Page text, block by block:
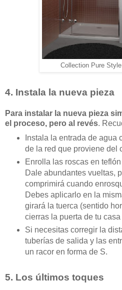
Collection Pure
4. Instala la nueva pieza
Para instalar la nueva pieza
el proceso, pero al revés.
Instala la entrada de agua
de la red que proviene del
Enrolla las roscas en
Dale abundantes vueltas,
comprimirá cuando
Debes aplicarlo en la
girará la tuerca (sentido
cierras la puerta de tu
Si necesitas corregir la
tuberías de salida y las
un racor en forma de S.
5. Los últimos toques